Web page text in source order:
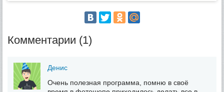
Комментарии (1)
Денис
Очень полезная программа, помню в своё